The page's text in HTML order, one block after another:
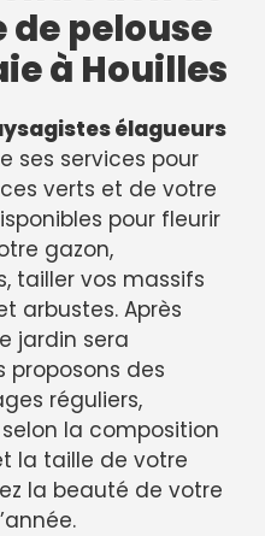
pelouse
à Houilles
élagueurs
ses services pour
verts et de votre
pour fleurir
gazon,
tailler vos massifs
arbustes. Après
jardin sera
proposons des
réguliers,
la composition
la taille de votre
la beauté de votre